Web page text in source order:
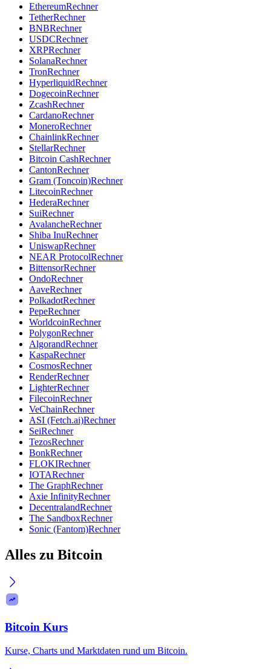
EthereumRechner
TetherRechner
BNBRechner
USDCRechner
XRPRechner
SolanaRechner
TronRechner
HyperliquidRechner
DogecoinRechner
ZcashRechner
CardanoRechner
MoneroRechner
ChainlinkRechner
StellarRechner
Bitcoin CashRechner
CantonRechner
Gram (Toncoin)Rechner
LitecoinRechner
HederaRechner
SuiRechner
AvalancheRechner
Shiba InuRechner
UniswapRechner
NEAR ProtocolRechner
BittensorRechner
OndoRechner
AaveRechner
PolkadotRechner
PepeRechner
WorldcoinRechner
PolygonRechner
AlgorandRechner
KaspaRechner
CosmosRechner
RenderRechner
LighterRechner
FilecoinRechner
VeChainRechner
ASI (Fetch.ai)Rechner
SeiRechner
TezosRechner
BonkRechner
FLOKIRechner
IOTARechner
The GraphRechner
Axie InfinityRechner
DecentralandRechner
The SandboxRechner
Sonic (Fantom)Rechner
Alles zu Bitcoin
Bitcoin Kurs
Kurse, Charts und Marktdaten rund um Bitcoin.